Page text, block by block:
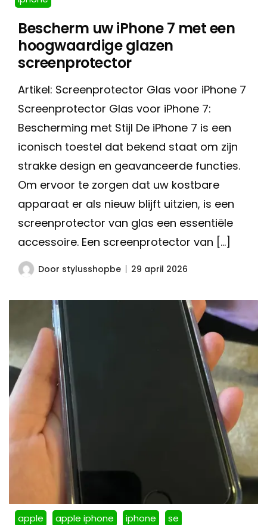
Bescherm uw iPhone 7 met een
hoogwaardige glazen
screenprotector
Artikel: Screenprotector Glas voor iPhone 7
Screenprotector Glas voor iPhone 7:
Bescherming met Stijl De iPhone 7 is een
iconisch toestel dat bekend staat om zijn
strakke design en geavanceerde functies.
Om ervoor te zorgen dat uw kostbare
apparaat er als nieuw blijft uitzien, is een
screenprotector van glas een essentiële
accessoire. Een screenprotector van […]
Door stylusshopbe 29 april 2026
apple apple iphone iphone se